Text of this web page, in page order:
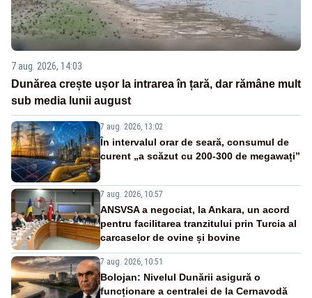
7 aug. 2026, 14:03
Dunărea crește ușor la intrarea în țară, dar rămâne mult
sub media lunii august
7 aug. 2026, 13:02
În intervalul orar de seară, consumul de
curent „a scăzut cu 200-300 de megawați”
7 aug. 2026, 10:57
ANSVSA a negociat, la Ankara, un acord
pentru facilitarea tranzitului prin Turcia al
carcaselor de ovine și bovine
7 aug. 2026, 10:51
Bolojan: Nivelul Dunării asigură o
funcționare a centralei de la Cernavodă